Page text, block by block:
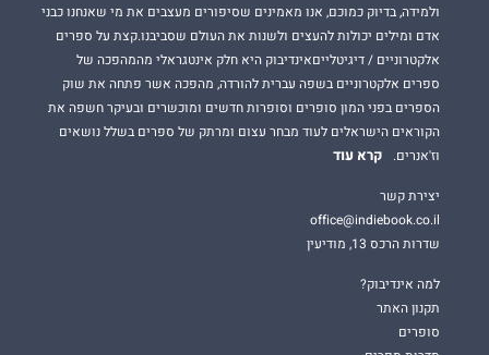
ולמידה, בדיוק כמוכם, אנו מאמינים שסיפורים מעצבים את מי שאנחנו כבני
אדם ומילים יכולות להעצים ולשנות את העולם שסביבנו.קצת על ספרים
אלקטרוניים / דיגיטלייםאינדיבוק היא חלק אינטגראלי מהמהפכה של
ספרים אלקטרוניים בשפה עברית להורדה, מהפכה אשר פתחה את שוק
הספרים בפני המון סופרים וסופרות חדשים ומוכשרים ובעיקר חשפה את
הקוראים הישראלים לעוד מבחר עצום ומרתק של ספרים בשלל נושאים
וז'אנרים.
קרא עוד
יצירת קשר
office@indiebook.co.il
שדרות הרכס 13, מודיעין
למה אינדיבוק?
תקנון האתר
סופרים